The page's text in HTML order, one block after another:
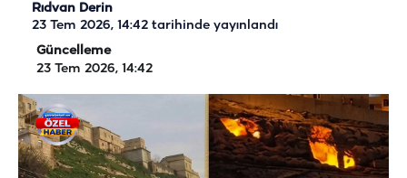
Rıdvan Derin
23 Tem 2026, 14:42 tarihinde yayınlandı
Güncelleme
23 Tem 2026, 14:42